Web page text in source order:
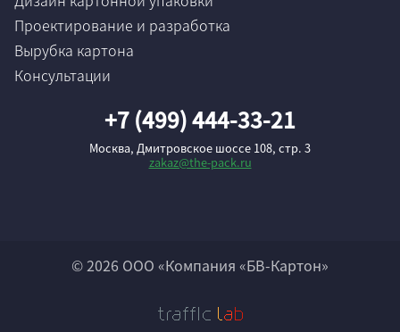
Проектирование и разработка
Вырубка картона
Консультации
+7 (499) 444-33-21
Москва, Дмитровское шоссе 108, стр. 3
zakaz@the-pack.ru
© 2026 ООО «Компания «БВ-Картон»